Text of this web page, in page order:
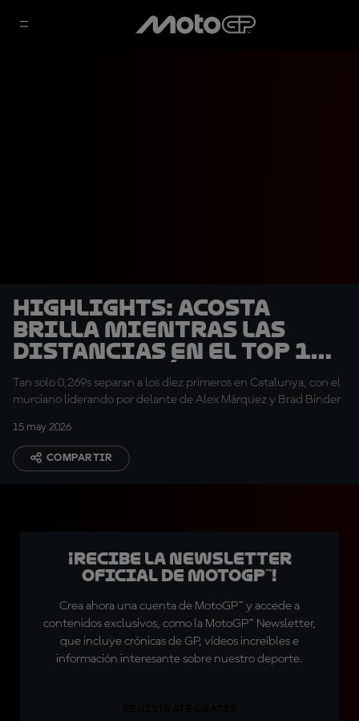
HIGHLIGHTS: Acosta
brilla mientras las
distancias en el Top 10
alcanzan mínimos
históricos
Tan solo 0,269s separan a los diez primeros en Catalunya, con el
murciano liderando por delante de Alex Márquez y Brad Binder
15 may 2026
COMPARTIR
¡Recibe la Newsletter
oficial de MotoGP™!
Crea ahora una cuenta de MotoGP™ y accede a
contenidos exclusivos, como la MotoGP™ Newsletter,
que incluye crónicas de GP, vídeos increíbles e
información interesante sobre nuestro deporte.